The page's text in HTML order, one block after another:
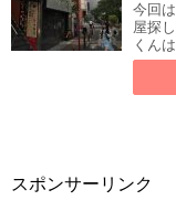
今回
屋探
くん
スポンサーリンク